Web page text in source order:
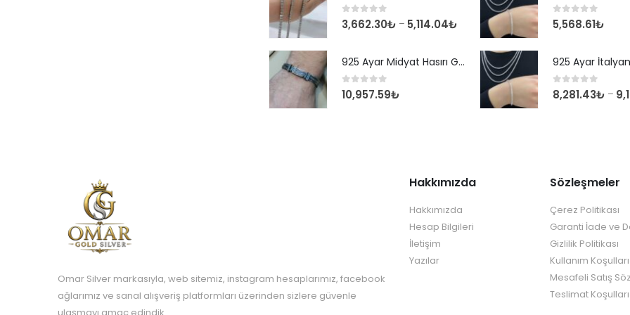
0 out of 5
3,662.30₺ – 5,114.04₺
925 Ayar Midyat Hasırı Gümüş Erkek Bilekliği
0out of 5
10,957.59₺
0 out of 5
5,568.61₺
0 out of 5
8,281.43₺ –
Omar Silver markasıyla, web sitemiz, instagram hesaplarımız, facebook
ağlarımız ve sanal alışveriş platformları üzerinden sizlere güvenle
ulaşmayı amaç edindik.
Hakkımızda
Hakkımızda
Hesap Bilgileri
İletişim
Yazılar
Sözleşmeler
Çerez Politikası
Garanti İade ve
Gizlilik Politikası
Kullanım Koşulları
Mesafeli Satış
Teslimat Koşulları